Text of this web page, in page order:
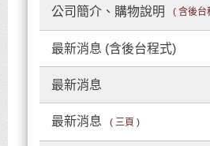
公司簡介、購物說明 ( 含後台
最新消息 (含後台程式)
最新消息
最新消息 ( 三頁 )